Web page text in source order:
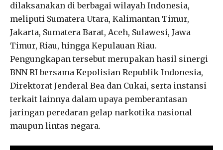
dilaksanakan di berbagai wilayah Indonesia,
meliputi Sumatera Utara, Kalimantan Timur,
Jakarta, Sumatera Barat, Aceh, Sulawesi, Jawa
Timur, Riau, hingga Kepulauan Riau.
Pengungkapan tersebut merupakan hasil sinergi
BNN RI bersama Kepolisian Republik Indonesia,
Direktorat Jenderal Bea dan Cukai, serta instansi
terkait lainnya dalam upaya pemberantasan
jaringan peredaran gelap narkotika nasional
maupun lintas negara.